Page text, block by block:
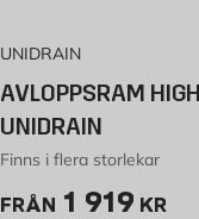
UNIDRAIN
AVLOPPSRAM
UNIDRAIN
Finns i flera storlekar
FRÅN Pris 1919
1 919 KR